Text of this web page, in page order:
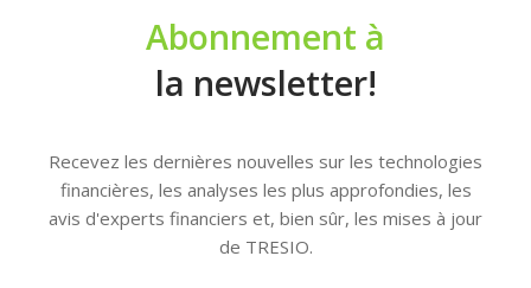
Abonnement à
la newsletter!
Recevez les dernières nouvelles sur les technologies
financières, les analyses les plus approfondies, les
avis d'experts financiers et, bien sûr, les mises à jour
de TRESIO.